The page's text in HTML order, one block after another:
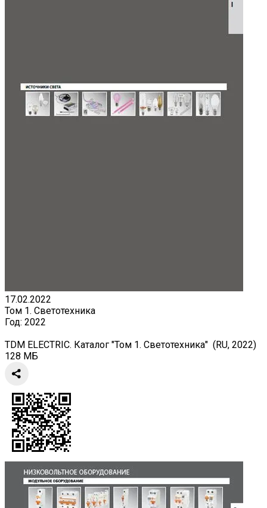
17.02.2022
Том 1. Светотехника
Год: 2022
TDM ELECTRIC. Каталог "Том 1. Светотехника" (RU, 2022)
128 МБ